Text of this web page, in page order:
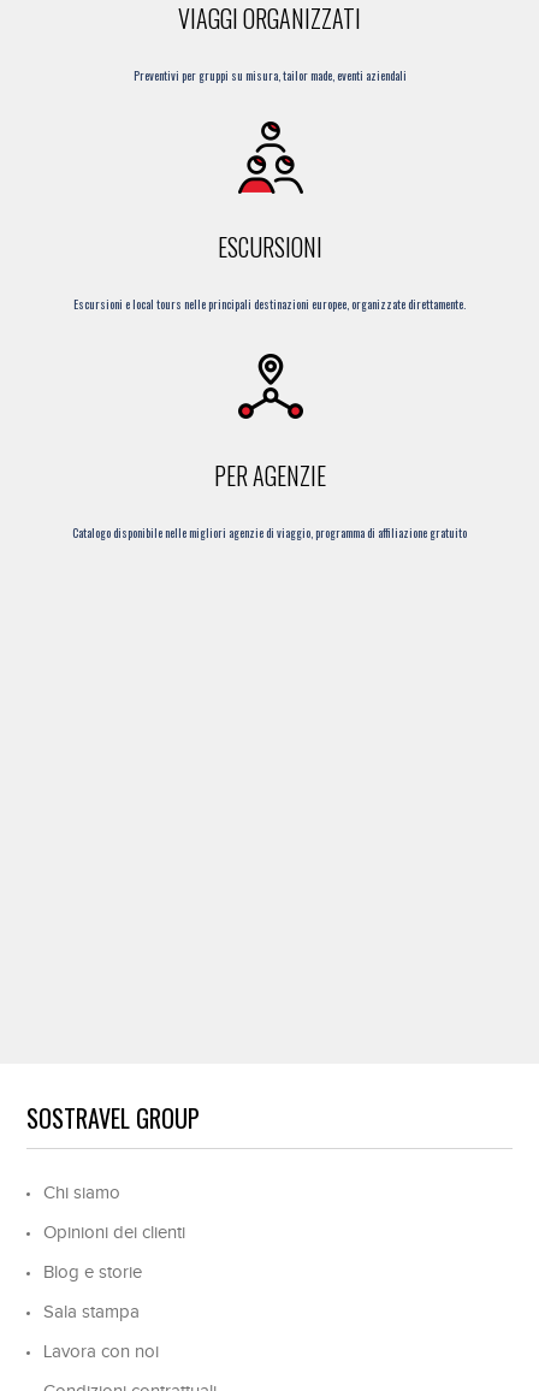
VIAGGI ORGANIZZATI
Preventivi per gruppi su misura, tailor made, eventi aziendali
ESCURSIONI
Escursioni e local tours nelle principali destinazioni europee, organizzate direttamente.
PER AGENZIE
Catalogo disponibile nelle migliori agenzie di viaggio, programma di affiliazione gratuito
SOSTRAVEL GROUP
Chi siamo
Opinioni dei clienti
Blog e storie
Sala stampa
Lavora con noi